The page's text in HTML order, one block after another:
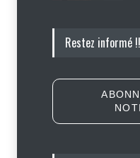
Restez informé